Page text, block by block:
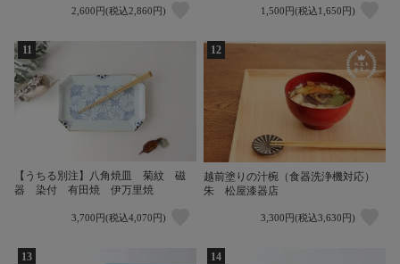
2,600円(税込2,860円) 1,500円(税込1,650円)
11
【うちる別注】八角焼皿 菊紋 磁
器 染付 有田焼 伊万里焼
3,700円(税込4,070円)
12
越前塗りの汁椀（食器洗浄機対応）
朱 松屋漆器店
3,300円(税込3,630円)
13 14